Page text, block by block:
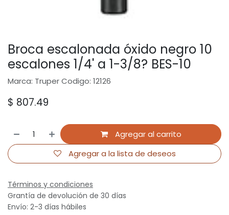
Broca escalonada óxido negro 10
escalones 1/4' a 1-3/8? BES-10
Marca: Truper Codigo: 12126
$ 807.49
Agregar al carrito
Agregar a la lista de deseos
Términos y condiciones
Grantía de devolución de 30 días
Envío: 2-3 días hábiles